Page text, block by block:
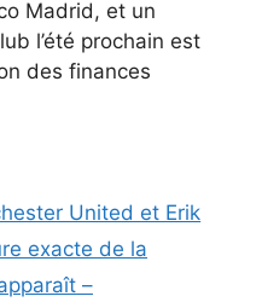
Madrid, et un
l’été prochain est
des finances
United et Erik
exacte de la
–